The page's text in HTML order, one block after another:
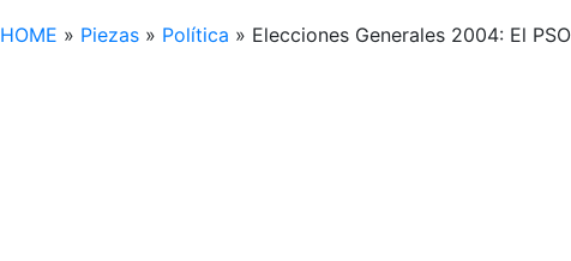
HOME » Piezas » Política » Elecciones Generales 2004: El